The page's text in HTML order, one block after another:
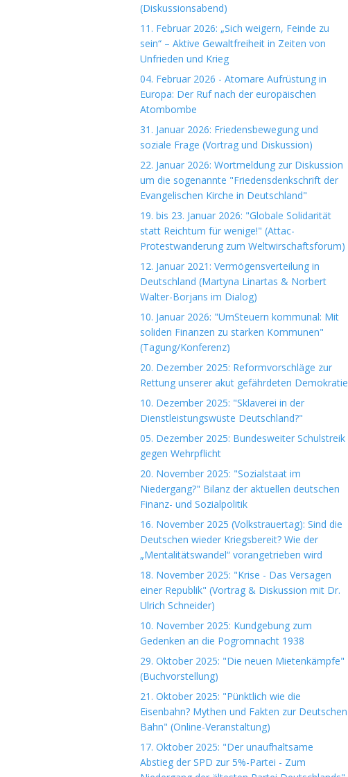
(Diskussionsabend)
11. Februar 2026: „Sich weigern, Feinde zu
sein“ – Aktive Gewaltfreiheit in Zeiten von
Unfrieden und Krieg
04. Februar 2026 - Atomare Aufrüstung in
Europa: Der Ruf nach der europäischen
Atombombe
31. Januar 2026: Friedensbewegung und
soziale Frage (Vortrag und Diskussion)
22. Januar 2026: Wortmeldung zur Diskussion
um die sogenannte "Friedensdenkschrift der
Evangelischen Kirche in Deutschland"
19. bis 23. Januar 2026: "Globale Solidarität
statt Reichtum für wenige!" (Attac-
Protestwanderung zum Weltwirschaftsforum)
12. Januar 2021: Vermögensverteilung in
Deutschland (Martyna Linartas & Norbert
Walter-Borjans im Dialog)
10. Januar 2026: "UmSteuern kommunal: Mit
soliden Finanzen zu starken Kommunen"
(Tagung/Konferenz)
20. Dezember 2025: Reformvorschläge zur
Rettung unserer akut gefährdeten Demokratie
10. Dezember 2025: "Sklaverei in der
Dienstleistungswüste Deutschland?"
05. Dezember 2025: Bundesweiter Schulstreik
gegen Wehrpflicht
20. November 2025: "Sozialstaat im
Niedergang?" Bilanz der aktuellen deutschen
Finanz- und Sozialpolitik
16. November 2025 (Volkstrauertag): Sind die
Deutschen wieder Kriegsbereit? Wie der
„Mentalitätswandel“ vorangetrieben wird
18. November 2025: "Krise - Das Versagen
einer Republik" (Vortrag & Diskussion mit Dr.
Ulrich Schneider)
10. November 2025: Kundgebung zum
Gedenken an die Pogromnacht 1938
29. Oktober 2025: "Die neuen Mietenkämpfe"
(Buchvorstellung)
21. Oktober 2025: "Pünktlich wie die
Eisenbahn? Mythen und Fakten zur Deutschen
Bahn" (Online-Veranstaltung)
17. Oktober 2025: "Der unaufhaltsame
Abstieg der SPD zur 5%-Partei - Zum